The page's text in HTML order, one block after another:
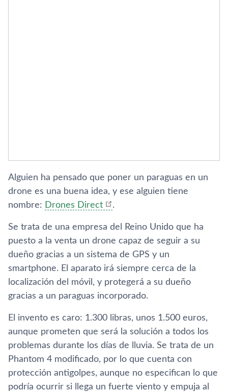
Alguien ha pensado que poner un paraguas en un
drone es una buena idea, y ese alguien tiene
nombre: Drones Direct .
Se trata de una empresa del Reino Unido que ha
puesto a la venta un drone capaz de seguir a su
dueño gracias a un sistema de GPS y un
smartphone. El aparato irá siempre cerca de la
localización del móvil, y protegerá a su dueño
gracias a un paraguas incorporado.
El invento es caro: 1.300 libras, unos 1.500 euros,
aunque prometen que será la solución a todos los
problemas durante los dí­as de lluvia. Se trata de un
Phantom 4 modificado, por lo que cuenta con
protección antigolpes, aunque no especifican lo que
podrí­a ocurrir si llega un fuerte viento y empuja al